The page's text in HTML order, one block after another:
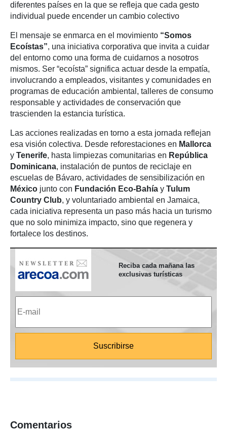
diferentes países en la que se refleja que cada gesto
individual puede encender un cambio colectivo
El mensaje se enmarca en el movimiento “Somos
Ecoístas”, una iniciativa corporativa que invita a cuidar
del entorno como una forma de cuidarnos a nosotros
mismos. Ser “ecoísta” significa actuar desde la empatía,
involucrando a empleados, visitantes y comunidades en
programas de educación ambiental, talleres de consumo
responsable y actividades de conservación que
trascienden la estancia turística.
Las acciones realizadas en torno a esta jornada reflejan
esa visión colectiva. Desde reforestaciones en Mallorca
y Tenerife, hasta limpiezas comunitarias en República
Dominicana, instalación de puntos de reciclaje en
escuelas de Bávaro, actividades de sensibilización en
México junto con Fundación Eco-Bahía y Tulum
Country Club, y voluntariado ambiental en Jamaica,
cada iniciativa representa un paso más hacia un turismo
que no solo minimiza impacto, sino que regenera y
fortalece los destinos.
Reciba cada mañana las
exclusivas turísticas
Comentarios